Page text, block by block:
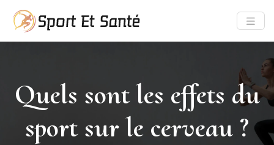
Quels sont les effets du
sport sur le cerveau ?